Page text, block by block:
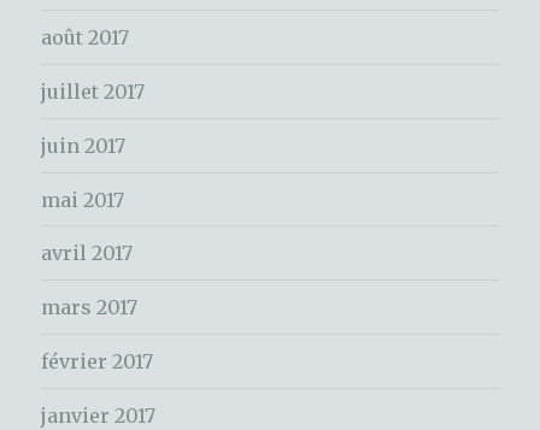
e
:
août 2017
juillet 2017
juin 2017
mai 2017
avril 2017
mars 2017
février 2017
janvier 2017